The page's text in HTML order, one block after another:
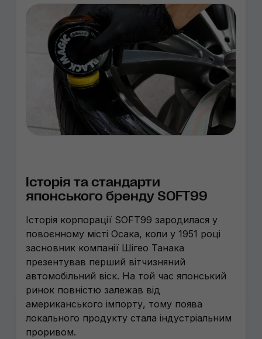
Історія та стандарти
японського бренду SOFT99
Історія корпорації SOFT99 зародилася у
повоєнному місті Осака, коли у 1951 році
засновник компанії Шігео Танака
презентував перший вітчизняний
автомобільний віск. На той час японський
ринок повністю залежав від
американського імпорту, тому поява
локального продукту стала індустріальним
проривом.